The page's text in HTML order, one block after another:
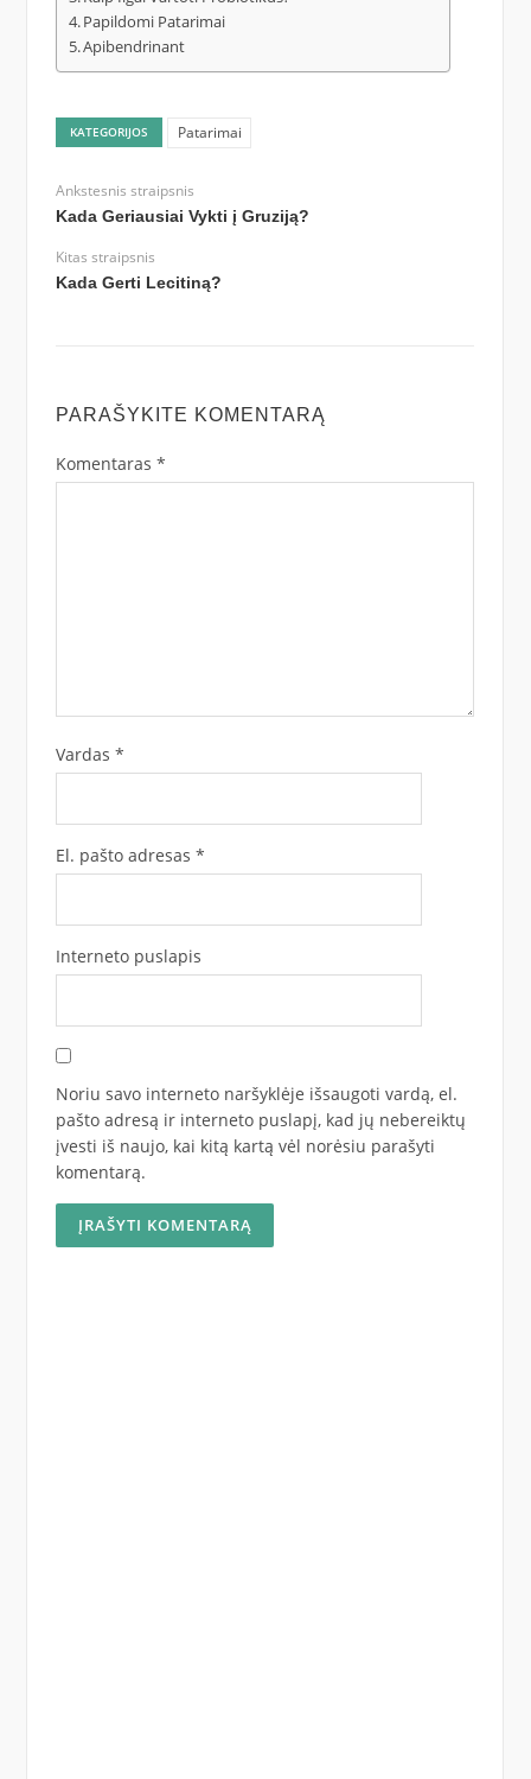
Papildomi Patarimai
Apibendrinant
KATEGORIJOS Patarimai
Ankstesnis straipsnis
Kada Geriausiai Vykti į Gruziją?
Kitas straipsnis
Kada Gerti Lecitiną?
PARAŠYKITE KOMENTARĄ
Komentaras *
Vardas *
El. pašto adresas *
Interneto puslapis
Noriu savo interneto naršyklėje išsaugoti vardą, el.
pašto adresą ir interneto puslapį, kad jų nebereiktų
įvesti iš naujo, kai kitą kartą vėl norėsiu parašyti
komentarą.